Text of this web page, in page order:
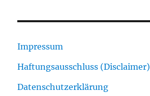
Impressum
Haftungsausschluss (Disclaimer)
Datenschutzerklärung